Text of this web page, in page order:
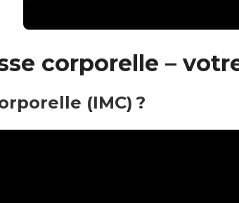
corporelle –
(IMC) ?